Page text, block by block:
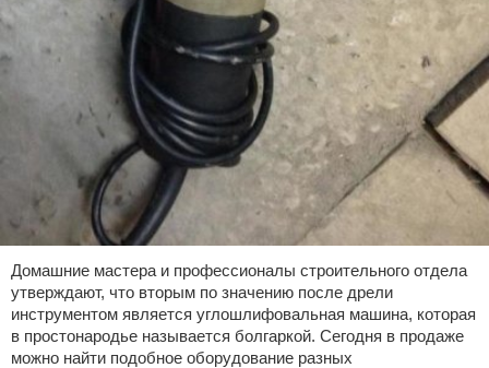
Домашние мастера и профессионалы строительного отдела
утверждают, что вторым по значению после дрели
инструментом является углошлифовальная машина, которая
в простонародье называется болгаркой. Сегодня в продаже
можно найти подобное оборудование разных